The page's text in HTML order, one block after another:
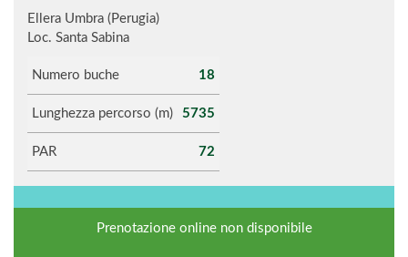
Ellera Umbra (Perugia)
Loc. Santa Sabina
Numero buche 18
Lunghezza percorso (m) 5735
PAR 72
Prenotazione online non disponibile